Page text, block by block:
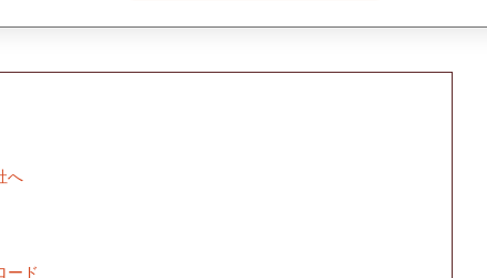
へ
ード